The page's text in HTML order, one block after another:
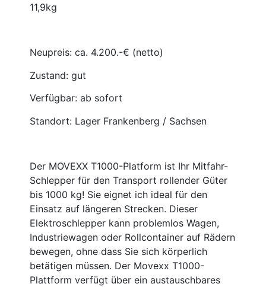
11,9kg
Neupreis: ca. 4.200.-€ (netto)
Zustand: gut
Verfügbar: ab sofort
Standort: Lager Frankenberg / Sachsen
Der MOVEXX T1000-Platform ist Ihr Mitfahr-
Schlepper für den Transport rollender Güter
bis 1000 kg! Sie eignet ich ideal für den
Einsatz auf längeren Strecken. Dieser
Elektroschlepper kann problemlos Wagen,
Industriewagen oder Rollcontainer auf Rädern
bewegen, ohne dass Sie sich körperlich
betätigen müssen. Der Movexx T1000-
Plattform verfügt über ein austauschbares